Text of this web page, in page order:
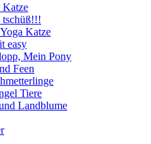
Katze
Katze
easy
Mein Pony
Feen
Tiere
Landblume